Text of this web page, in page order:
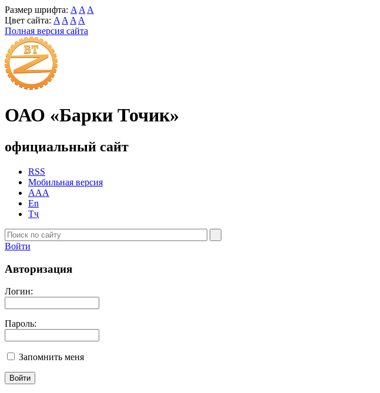
Размер шрифта: A A A
Цвет сайта: A A A A
Полная версия сайта
ОАО «Барки Точик»
официальный сайт
RSS
Мобильная версия
AAA
En
Тҷ
Войти
Авторизация
Логин:
Пароль:
Запомнить меня